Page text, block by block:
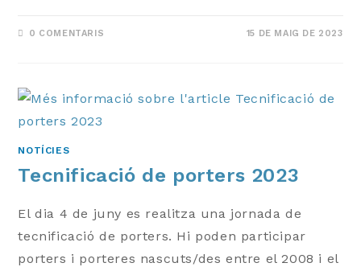
0 COMENTARIS 15 DE MAIG DE 2023
NOTÍCIES
Tecnificació de porters 2023
El dia 4 de juny es realitza una jornada de
tecnificació de porters. Hi poden participar
porters i porteres nascuts/des entre el 2008 i el